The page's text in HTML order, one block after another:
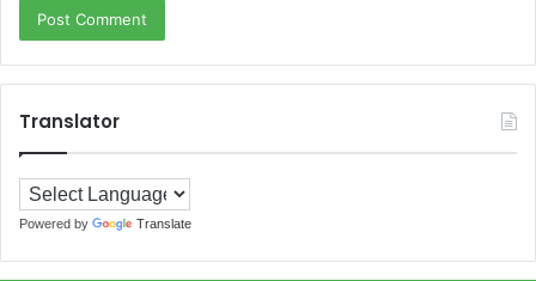
Translator
Powered by Translate